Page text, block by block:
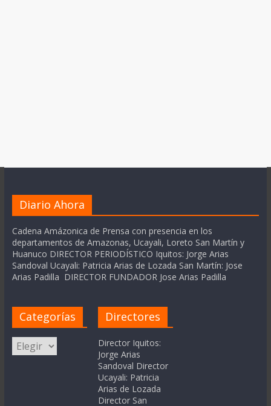
Diario Ahora
Cadena Amázonica de Prensa con presencia en los
departamentos de Amazonas, Ucayali, Loreto San Martín y
Huanuco DIRECTOR PERIODÍSTICO Iquitos: Jorge Arias
Sandoval Ucayali: Patricia Arias de Lozada San Martín: Jose
Arias Padilla DIRECTOR FUNDADOR Jose Arias Padilla
Categorías
Categorías
Directores
Director Iquitos:
Jorge Arias
Sandoval Director
Ucayali: Patricia
Arias de Lozada
Director San